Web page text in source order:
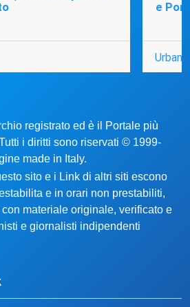
e
Urban
registrato ed è il Portale più
i diritti sono riservati © 1999-
made in Italy.
sito e i Link di altri siti escono
e in orari non prestabiliti,
materiale originale, verificato e
e giornalisti indipendenti